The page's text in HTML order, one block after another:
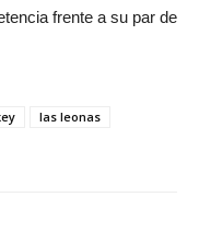
frente a su par de
las leonas